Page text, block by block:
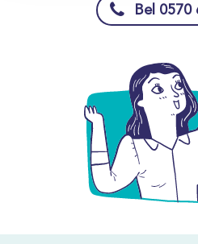
Bel 0570